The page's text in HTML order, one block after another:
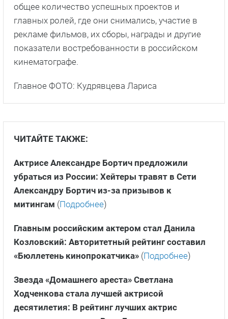
общее количество успешных проектов и
главных ролей, где они снимались, участие в
рекламе фильмов, их сборы, награды и другие
показатели востребованности в российском
кинематографе.
Главное ФОТО: Кудрявцева Лариса
ЧИТАЙТЕ ТАКЖЕ:
Актрисе Александре Бортич предложили
убраться из России: Хейтеры травят в Сети
Александру Бортич из-за призывов к
митингам (Подробнее)
Главным российским актером стал Данила
Козловский: Авторитетный рейтинг составил
«Бюллетень кинопрокатчика» (Подробнее)
Звезда «Домашнего ареста» Светлана
Ходченкова стала лучшей актрисой
десятилетия: В рейтинг лучших актрис